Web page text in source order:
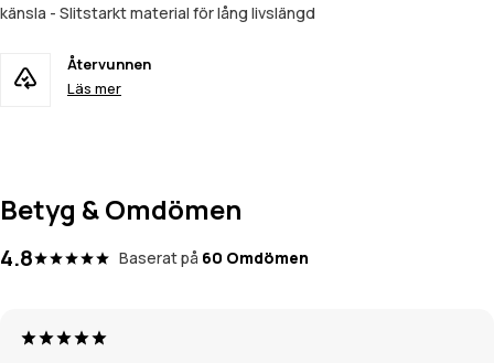
känsla - Slitstarkt material för lång livslängd
Återvunnen
Läs mer
Betyg & Omdömen
4.8 Baserat på 60 Omdömen